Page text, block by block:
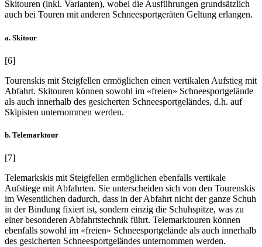
Skitouren (inkl. Varianten), wobei die Ausführungen grundsätzlich
auch bei Touren mit anderen Schneesportgeräten Geltung erlangen.
a. Skitour
[6]
Tourenskis mit Steigfellen ermöglichen einen vertikalen Aufstieg mit
Abfahrt. Skitouren können sowohl im «freien» Schneesportgelände
als auch innerhalb des gesicherten Schneesportgeländes, d.h. auf
Skipisten unternommen werden.
b. Telemarktour
[7]
Telemarkskis mit Steigfellen ermöglichen ebenfalls vertikale
Aufstiege mit Abfahrten. Sie unterscheiden sich von den Tourenskis
im Wesentlichen dadurch, dass in der Abfahrt nicht der ganze Schuh
in der Bindung fixiert ist, sondern einzig die Schuhspitze, was zu
einer besonderen Abfahrtstechnik führt. Telemarktouren können
ebenfalls sowohl im «freien» Schneesportgelände als auch innerhalb
des gesicherten Schneesportgeländes unternommen werden.